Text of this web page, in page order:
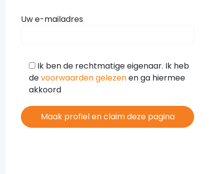
Uw e-mailadres
Ik ben de rechtmatige eigenaar. Ik heb
devoorwaarden gelezenen ga hiermee
akkoord